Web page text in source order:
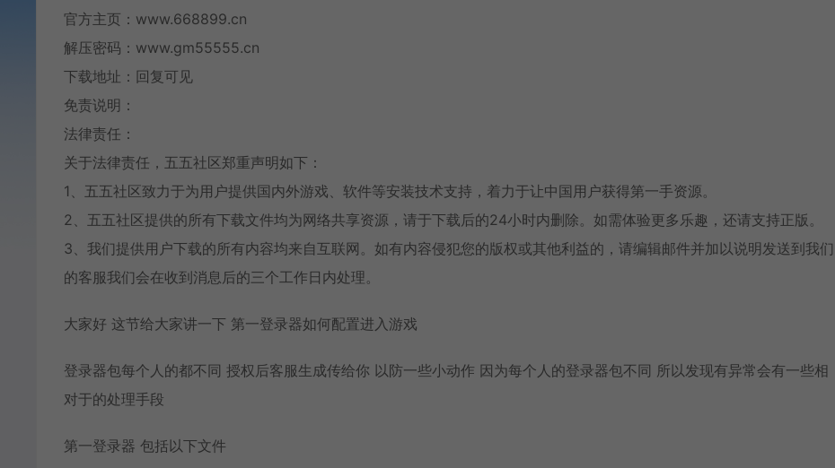
官方主页：www.668899.cn
解压密码：www.gm55555.cn
下载地址：回复可见
免责说明：
法律责任：
关于法律责任，五五社区郑重声明如下：
1、五五社区致力于为用户提供国内外游戏、软件等安装技术支持，着力于让中国用户获得第一手资源。
2、五五社区提供的所有下载文件均为网络共享资源，请于下载后的24小时内删除。如需体验更多乐趣，还请支持正版。
3、我们提供用户下载的所有内容均来自互联网。如有内容侵犯您的版权或其他利益的，请编辑邮件并加以说明发送到我们
的客服我们会在收到消息后的三个工作日内处理。
大家好 这节给大家讲一下 第一登录器如何配置进入游戏
登录器包每个人的都不同 授权后客服生成传给你 以防一些小动作 因为每个人的登录器包不同 所以发现有异常会有一些相
对于的处理手段
第一登录器 包括以下文件